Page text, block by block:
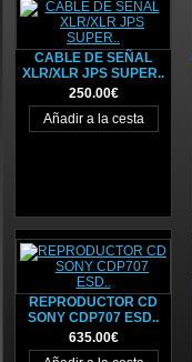
CABLE DE SEÑAL
XLR/XLR JPS SUPER..
250.00€
REPRODUCTOR CD
SONY CDP707 ESD..
635.00€